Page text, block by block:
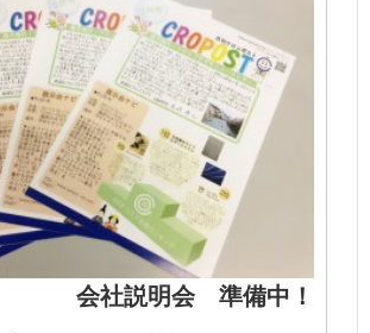
会社説明会 準備中！